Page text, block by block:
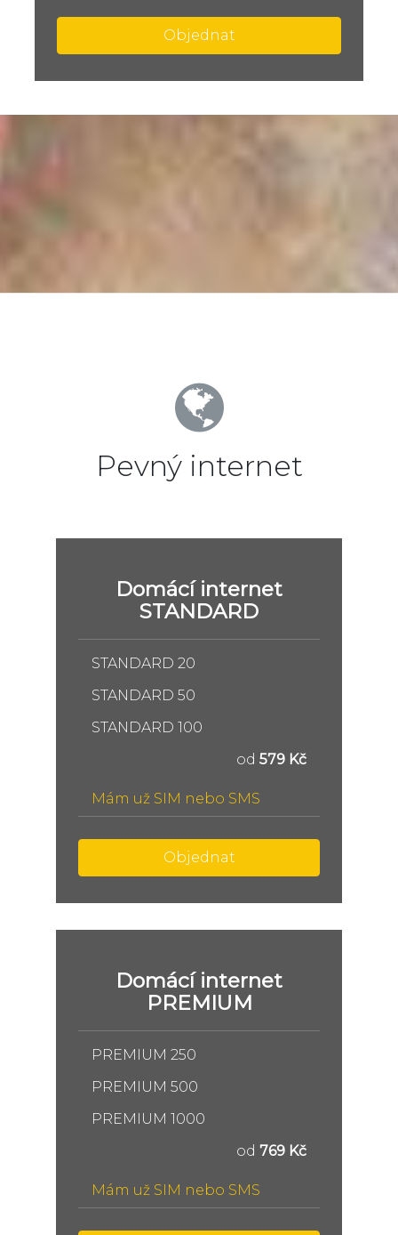
Objednat
Pevný internet
Domácí internet
STANDARD
STANDARD 20
STANDARD 50
STANDARD 100
od 579 Kč
Mám už SIM nebo SMS
Objednat
Domácí internet
PREMIUM
PREMIUM 250
PREMIUM 500
PREMIUM 1000
od 769 Kč
Mám už SIM nebo SMS